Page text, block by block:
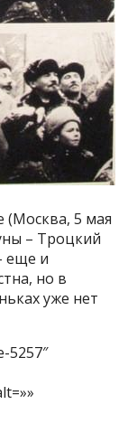
(Москва, 5 мая
– Троцкий
еще и
но в
уже нет
5257″